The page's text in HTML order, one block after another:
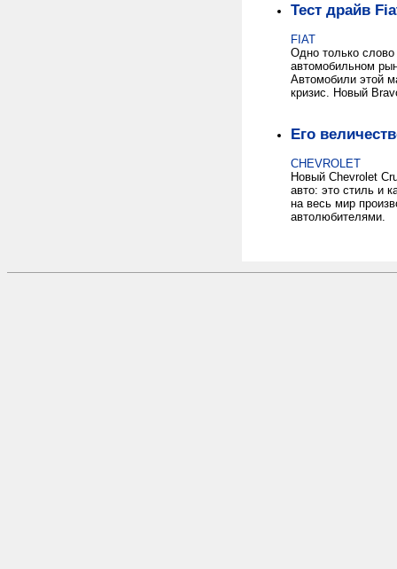
Тест драйв
FIAT
Одно только
автомобильном
Автомобили этой
кризис. Новый
Его
CHEVROLET
Новый Chevrolet
авто: это стиль и
на весь мир
автолюбителями.